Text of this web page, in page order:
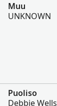
Muu
UNKNOWN
Puoliso
Debbie Wells